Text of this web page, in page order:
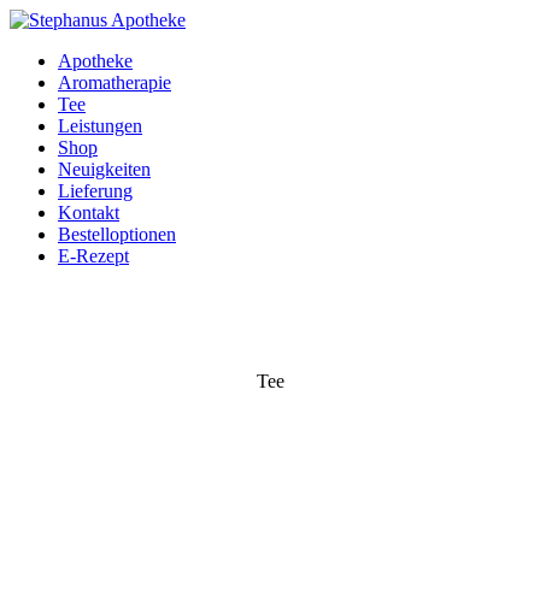
Apotheke
Aromatherapie
Tee
Leistungen
Shop
Neuigkeiten
Lieferung
Kontakt
Bestelloptionen
E-Rezept
Tee